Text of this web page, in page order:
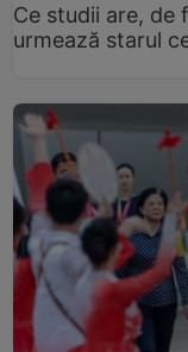
Ce studii are, de
urmează starul